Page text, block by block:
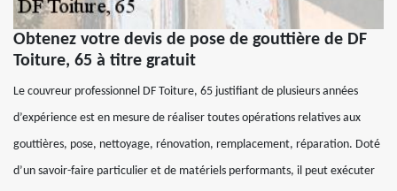
Obtenez votre devis de pose de gouttière de DF
Toiture, 65 à titre gratuit
Le couvreur professionnel DF Toiture, 65 justifiant de plusieurs années
d’expérience est en mesure de réaliser toutes opérations relatives aux
gouttières, pose, nettoyage, rénovation, remplacement, réparation. Doté
d’un savoir-faire particulier et de matériels performants, il peut exécuter